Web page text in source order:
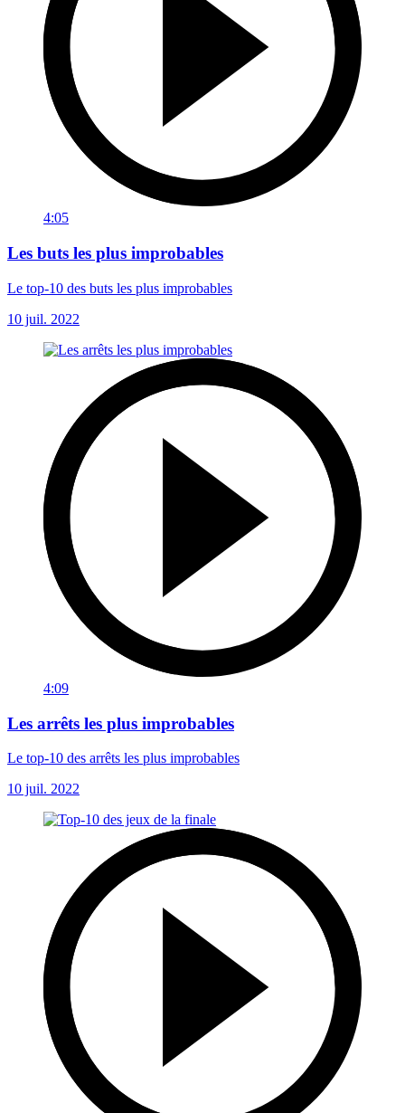
4:05
Les buts les plus improbables
Le top-10 des buts les plus improbables
10 juil. 2022
4:09
Les arrêts les plus improbables
Le top-10 des arrêts les plus improbables
10 juil. 2022